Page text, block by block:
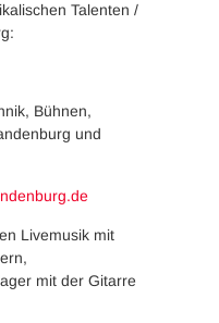
Talenten /
Bühnen,
und
Livemusik mit
mit der Gitarre